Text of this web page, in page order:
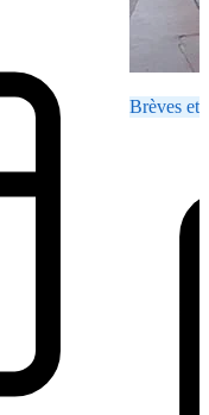
Brèves et